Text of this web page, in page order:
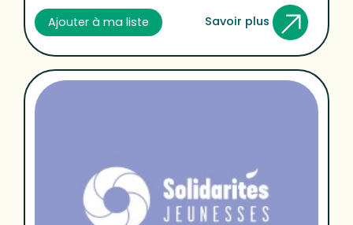
Ajouter à ma liste Savoir plus